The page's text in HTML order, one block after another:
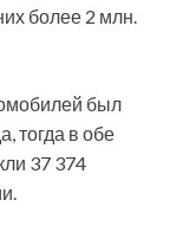
более 2 млн.
был
тогда в обе
37 374